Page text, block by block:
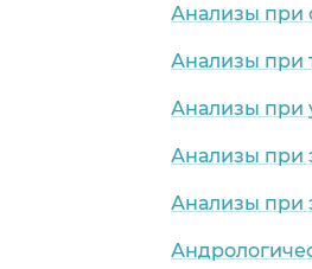
Анализы при
Анализы при
Анализы при
Анализы при
Анализы при